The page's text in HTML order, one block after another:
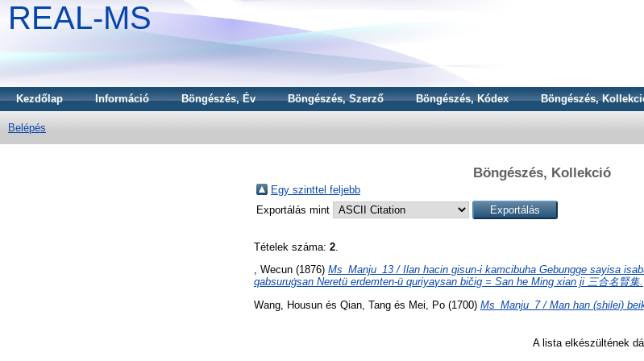
REAL-MS
Kezdőlap Információ Böngészés, Év Böngészés, Szerző Böngészés, Kódex Böngészés,
Belépés
Böngészés, Kollekció
Egy szinttel feljebb
Exportálás mint
Tételek száma: 2
, Wecun (1876) Ms_Manju_13 / Ilan hacin gisun-i kamcibuha Gebungge sayisa
qabsuruġsan Neretü erdemten-ü quriyaγsan bičig = San he Ming xian ji 三合名賢集.
Wang, Housun és Qian, Tang és Mei, Po (1700) Ms_Manju_7 / Man han (shilei)
A lista elkészültének